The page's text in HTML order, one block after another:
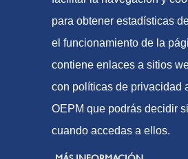
© Oficina Española de Patentes
Accesibilidad
Aviso Legal
Política de Cookies
para obtener estadísticas
el funcionamiento de la
contiene enlaces a sitios
con políticas de privacidad
OEPM que podrás decidir
cuando accedas a ellos.